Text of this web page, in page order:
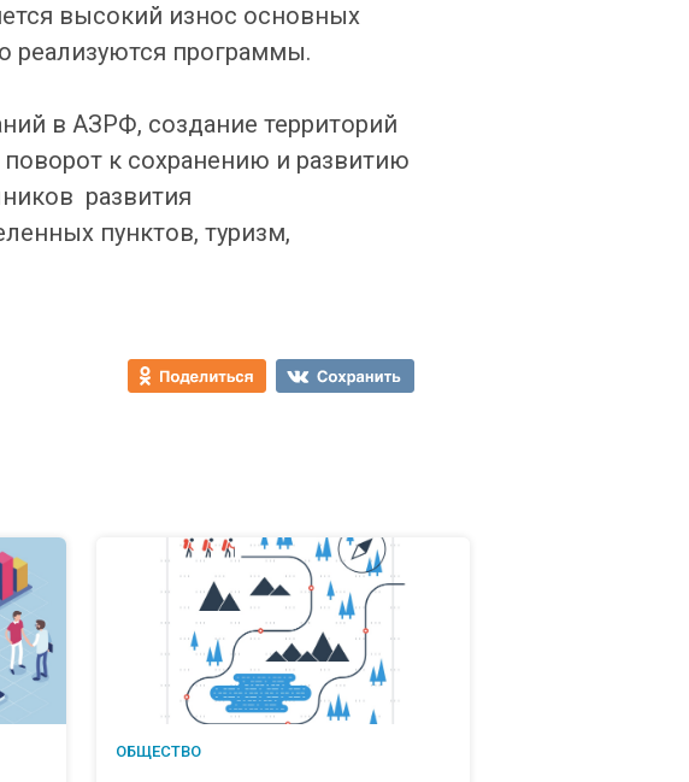
высокий износ основных
реализуются программы.
в АЗРФ, создание территорий
к сохранению и развитию
развития
пунктов, туризм,
ОБЩЕСТВО